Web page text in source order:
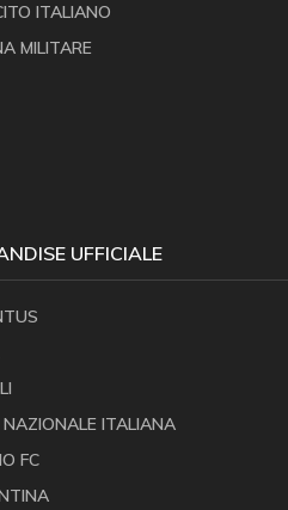
ITALIANO
MILITARE
UFFICIALE
NAZIONALE ITALIANA
FC